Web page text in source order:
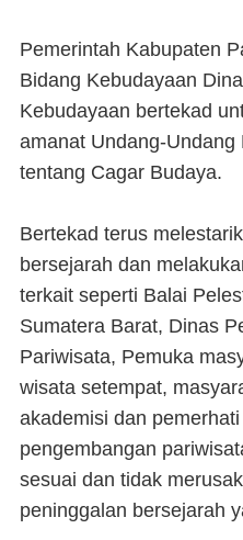
Pemerintah Kabupaten
Bidang Kebudayaan
Kebudayaan bertekad
amanat Undang-Undang
tentang Cagar Budaya.
Bertekad terus
bersejarah dan
terkait seperti Balai
Sumatera Barat, Dinas
Pariwisata, Pemuka
wisata setempat,
akademisi dan
pengembangan
sesuai dan tidak
peninggalan bersejarah